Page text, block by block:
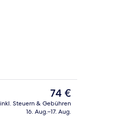
2 Außenpools, geöffnet von 09:00
Der
aktuelle
Preis
74 €
inkl. Steuern & Gebühren
16. Aug.–17. Aug.